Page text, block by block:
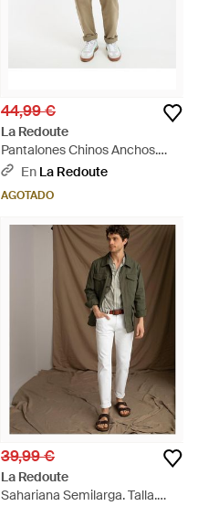
44,99 €
La Redoute
Pantalones Chinos Anchos.
Talla. Color - Verde
En La Redoute
AGOTADO
39,99 €
La Redoute
Sahariana Semilarga. Talla.